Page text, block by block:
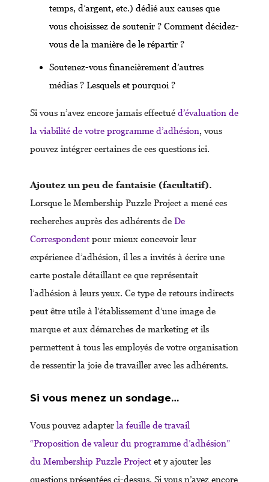
temps, d’argent, etc.) dédié aux causes que
vous choisissez de soutenir ? Comment décidez-
vous de la manière de le répartir ?
Soutenez-vous financièrement d’autres
médias ? Lesquels et pourquoi ?
Si vous n’avez encore jamais effectué d’évaluation de
la viabilité de votre programme d’adhésion, vous
pouvez intégrer certaines de ces questions ici.
Ajoutez un peu de fantaisie (facultatif).
Lorsque le Membership Puzzle Project a mené ces
recherches auprès des adhérents de De
Correspondent pour mieux concevoir leur
expérience d’adhésion, il les a invités à écrire une
carte postale détaillant ce que représentait
l’adhésion à leurs yeux. Ce type de retours indirects
peut être utile à l’établissement d’une image de
marque et aux démarches de marketing et ils
permettent à tous les employés de votre organisation
de ressentir la joie de travailler avec les adhérents.
Si vous menez un sondage…
Vous pouvez adapter la feuille de travail
“Proposition de valeur du programme d’adhésion”
du Membership Puzzle Project et y ajouter les
questions présentées ci-dessus. Si vous n’avez encore